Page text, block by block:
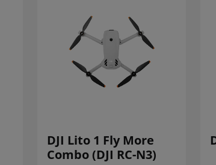
DJI Lito 1 Fly More
Combo (DJI RC-N3)